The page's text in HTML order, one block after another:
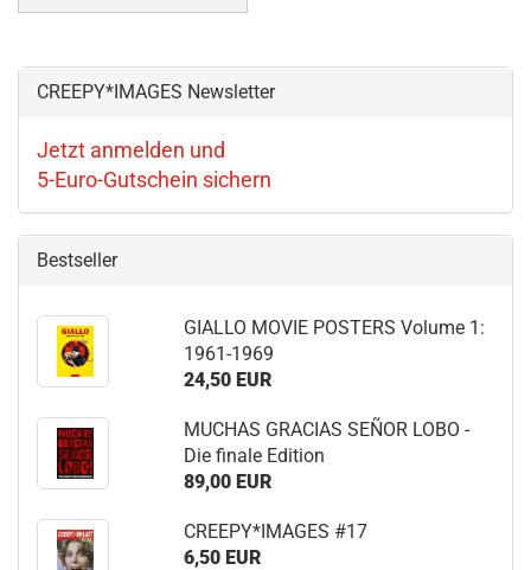
CREEPY*IMAGES Newsletter
Jetzt anmelden und
5-Euro-Gutschein sichern
Bestseller
GIALLO MOVIE POSTERS Volume 1:
1961-1969
24,50 EUR
MUCHAS GRACIAS SEÑOR LOBO -
Die finale Edition
89,00 EUR
CREEPY*IMAGES #17
6,50 EUR